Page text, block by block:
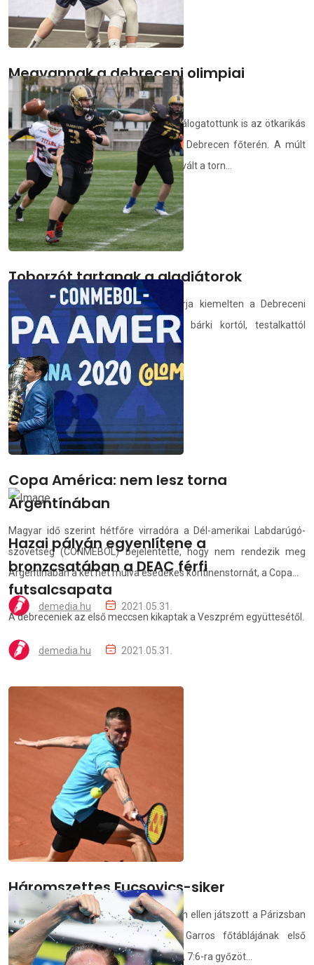
Megvannak a debreceni olimpiai
selejtező csoportjai
Június 4-6. között férfi és női 3x3-as válogatottunk is az ötkarikás
kvóta megszerzéséért léphet pályára Debrecen főterén. A múlt
heti grazi torna végeztével véglegessé vált a torn...
demedia.hu 2021.05.31.
Toborzót tartanak a gladiátorok
A 15 és 19 év közötti fiatalokat várja kiemelten a Debreceni
Egyetem amerikaifutball-csapata, de bárki kortól, testalkattól
függetlenül részt vehet az eseményre.
demedia.hu 2021.05.31.
Copa América: nem lesz torna
Argentínában
Magyar idő szerint hétfőre virradóra a Dél-amerikai Labdarúgó-
szövetség (CONMEBOL) bejelentette, hogy nem rendezik meg
Argentínában a két hét múlva esedékes kontinenstornát, a Copa...
demedia.hu 2021.05.31.
Hazai pályán egyenlítene a
bronzcsatában a DEAC férfi
futsalcsapata
A debreceniek az első meccsen kikaptak a Veszprém együttesétől.
demedia.hu 2021.05.31.
Háromszettes Fucsovics-siker
Fucsovics Márton a francia Gilles Simon ellen játszott a Párizsban
zajló Grand Slam-torna, a Roland Garros főtáblájának első
fordulójában, s három szettben, 6:4, 6:1, 7:6-ra győzöt...